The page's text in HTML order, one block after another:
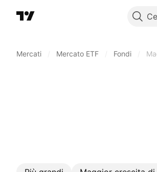
Mercati Mercato ETF Fondi